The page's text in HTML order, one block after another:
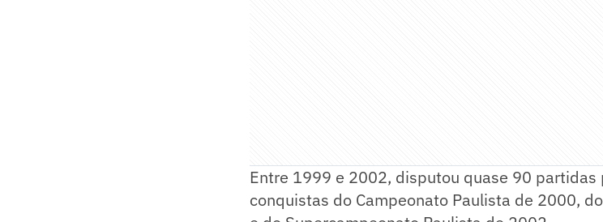
Entre 1999 e 2002, disputou quase 90
conquistas do Campeonato Paulista de 2000,